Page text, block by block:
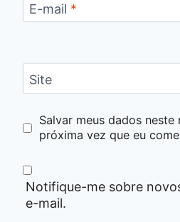
E-mail *
Site
Salvar meus dados neste
próxima vez que eu
Notifique-me sobre
e-mail.